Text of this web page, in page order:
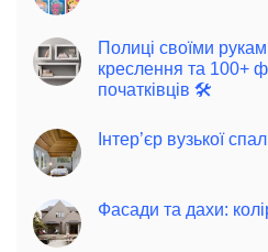
Полиці своїми
креслення та 100+
початківців 🛠️
Інтер’єр вузької
Фасади та дахи: